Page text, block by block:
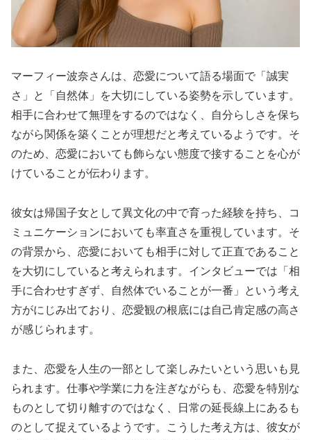
マーフィー波奈さんは、恋愛について語る場面で「誠実
さ」と「自然体」を大切にしている姿勢を示しています。
相手に合わせて無理をするのではなく、自分らしさを保ち
ながら関係を築くことが理想だと考えているようです。そ
のため、恋愛においても飾らない態度で接することを心が
けていることが伝わります。
彼女は帰国子女として異文化の中で育った経験を持ち、コ
ミュニケーションにおいても率直さを重視しています。そ
の背景から、恋愛においても相手に対して正直であること
を大切にしていると考えられます。インタビューでは「相
手に合わせすぎず、自然体でいることが一番」という考え
方がにじみ出ており、恋愛観の根底には自己肯定感の高さ
が感じられます。
また、恋愛を人生の一部として楽しみたいという思いも見
られます。仕事や学業に力を注ぎながらも、恋愛を特別な
ものとして切り離すのではなく、日常の延長線上にあるも
のとして捉えているようです。こうした考え方は、彼女が